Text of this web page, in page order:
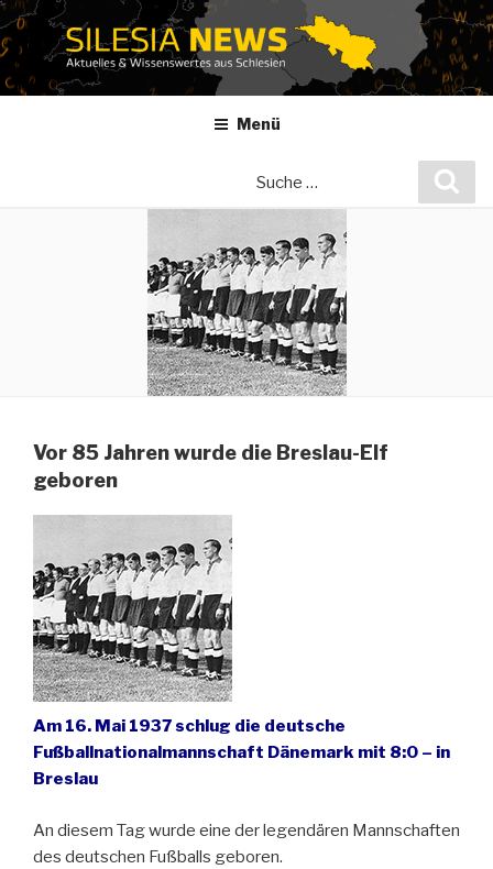
Zum
Inhalt
springen
Menü
Vor 85 Jahren wurde die Breslau-Elf
geboren
Am 16. Mai 1937 schlug die deutsche
Fußballnationalmannschaft Dänemark mit 8:0 – in
Breslau
An diesem Tag wurde eine der legendären Mannschaften
des deutschen Fußballs geboren.